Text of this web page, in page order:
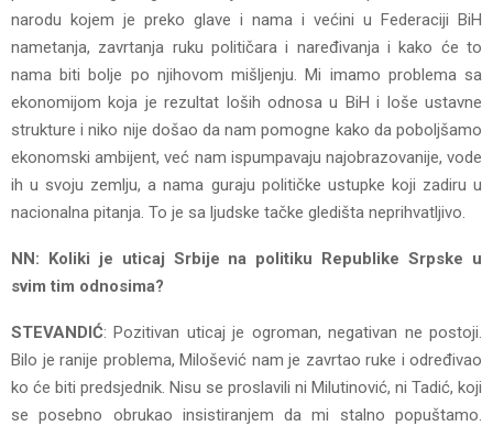
narodu kojem je preko glave i nama i većini u Federaciji BiH
nametanja, zavrtanja ruku političara i naređivanja i kako će to
nama biti bolje po njihovom mišljenju. Mi imamo problema sa
ekonomijom koja je rezultat loših odnosa u BiH i loše ustavne
strukture i niko nije došao da nam pomogne kako da poboljšamo
ekonomski ambijent, već nam ispumpavaju najobrazovanije, vode
ih u svoju zemlju, a nama guraju političke ustupke koji zadiru u
nacionalna pitanja. To je sa ljudske tačke gledišta neprihvatljivo.
NN: Koliki je uticaj Srbije na politiku Republike Srpske u
svim tim odnosima?
STEVANDIĆ: Pozitivan uticaj je ogroman, negativan ne postoji.
Bilo je ranije problema, Milošević nam je zavrtao ruke i određivao
ko će biti predsjednik. Nisu se proslavili ni Milutinović, ni Tadić, koji
se posebno obrukao insistiranjem da mi stalno popuštamo.